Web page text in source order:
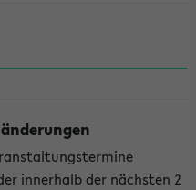
innerhalb der nächsten 2